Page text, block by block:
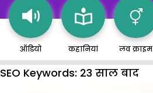
ऑडियो कहानियां लव क्राइम
SEO Keywords: 23 साल बाद